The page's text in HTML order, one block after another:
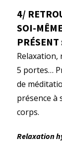
4/
SOI-
PRÉSENT
Relaxation,
5 portes…
de
présence à
corps.
Relaxation